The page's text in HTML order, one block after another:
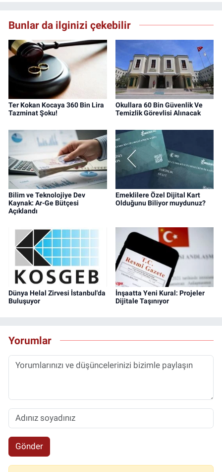
Bunlar da ilginizi çekebilir
Ter Kokan Kocaya 360 Bin Lira
Tazminat Şoku!
Okullara 60 Bin Güvenlik Ve
Temizlik Görevlisi Alınacak
Bilim ve Teknolojiye Dev
Kaynak: Ar-Ge Bütçesi
Açıklandı
Emeklilere Özel Dijital Kart
Olduğunu Biliyor muydunuz?
Dünya Helal Zirvesi İstanbul'da
Buluşuyor
İnşaatta Yeni Kural: Projeler
Dijitale Taşınıyor
Yorumlar
Gönder